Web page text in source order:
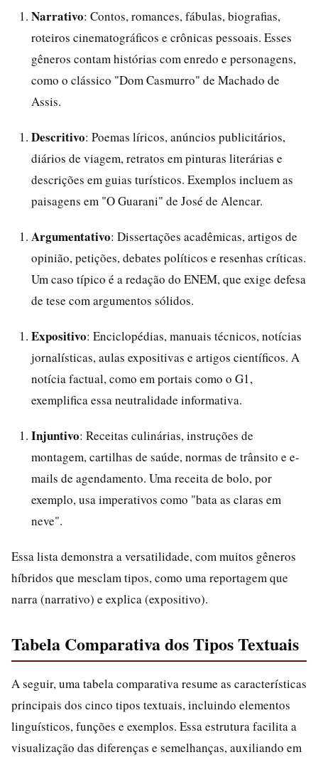
Narrativo: Contos, romances, fábulas, biografias,
roteiros cinematográficos e crônicas pessoais. Esses
gêneros contam histórias com enredo e personagens,
como o clássico "Dom Casmurro" de Machado de
Assis.
Descritivo: Poemas líricos, anúncios publicitários,
diários de viagem, retratos em pinturas literárias e
descrições em guias turísticos. Exemplos incluem as
paisagens em "O Guarani" de José de Alencar.
Argumentativo: Dissertações acadêmicas, artigos de
opinião, petições, debates políticos e resenhas críticas.
Um caso típico é a redação do ENEM, que exige defesa
de tese com argumentos sólidos.
Expositivo: Enciclopédias, manuais técnicos, notícias
jornalísticas, aulas expositivas e artigos científicos. A
notícia factual, como em portais como o G1,
exemplifica essa neutralidade informativa.
Injuntivo: Receitas culinárias, instruções de
montagem, cartilhas de saúde, normas de trânsito e e-
mails de agendamento. Uma receita de bolo, por
exemplo, usa imperativos como "bata as claras em
neve".
Essa lista demonstra a versatilidade, com muitos gêneros
híbridos que mesclam tipos, como uma reportagem que
narra (narrativo) e explica (expositivo).
Tabela Comparativa dos Tipos Textuais
A seguir, uma tabela comparativa resume as características
principais dos cinco tipos textuais, incluindo elementos
linguísticos, funções e exemplos. Essa estrutura facilita a
visualização das diferenças e semelhanças, auxiliando em